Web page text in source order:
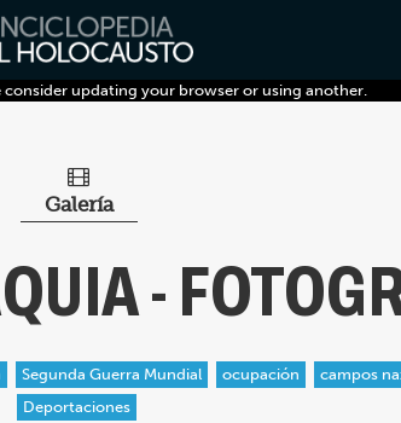
updating your browser or using another.
Galería
-
Segunda Guerra Mundial ocupación
campos
Deportaciones